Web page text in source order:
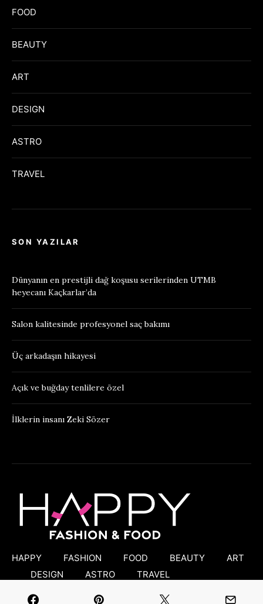
FOOD
BEAUTY
ART
DESIGN
ASTRO
TRAVEL
SON YAZILAR
Dünyanın en prestijli dağ koşusu serilerinden UTMB
heyecanı Kaçkarlar’da
Salon kalitesinde profesyonel saç bakımı
Üç arkadaşın hikayesi
Açık ve buğday tenlilere özel
İlklerin insanı Zeki Sözer
HAPPY FASHION FOOD BEAUTY
ART
DESIGN
ASTRO TRAVEL